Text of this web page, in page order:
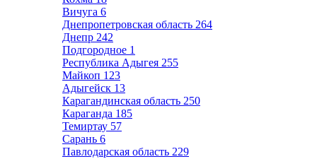
Вичуга 6
Днепропетровская область 264
Днепр 242
Подгородное 1
Республика Адыгея 255
Майкоп 123
Адыгейск 13
Карагандинская область 250
Караганда 185
Темиртау 57
Сарань 6
Павлодарская область 229